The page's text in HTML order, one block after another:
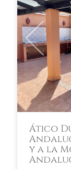
Previous
Ático
y a la